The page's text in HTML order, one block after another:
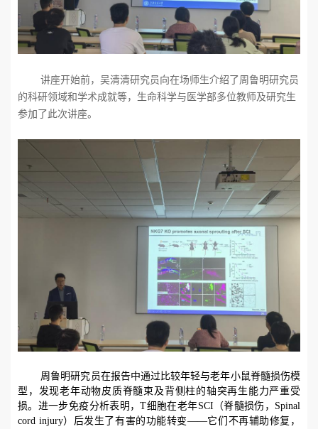
讲座开始前，吴清清研究员向在场师生介绍了周鲁明研究员
的科研领域和学术成就等，生命科学与医学部多位教师及研究生
参加了此次讲座。
周鲁明研究员在报告中通过比较年轻与老年小鼠脊髓损伤模
型，发现老年动物皮质脊髓束及背侧柱的轴突再生能力严重受
损。进一步免疫分析表明，T细胞在老年SCI （脊髓损伤， Spinal
cord injury）后发生了有害的功能转变——它们不再辅助修复，